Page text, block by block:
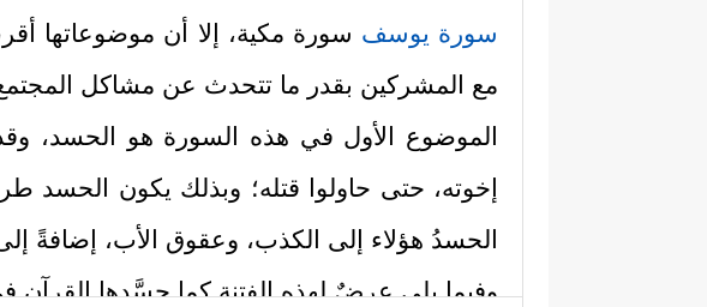
سورة يوسف سورة مكية، إلا أن موضوعاتها
مع المشركين بقدر ما تتحدث عن مشاكل المجتمع
الموضوع الأول في هذه السورة هو الحسد،
إخوته، حتى حاولوا قتله؛ وبذلك يكون
الحسدُ هؤلاء إلى الكذب، وعقوق الأب، إضافةً
وفيما يلي عرضٌ لهذه الفتنة كما جسَّدها القرآن